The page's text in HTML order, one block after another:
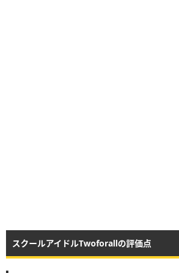
スクールアイドルTwoforallの評価点